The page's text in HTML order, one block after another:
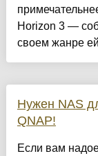
Horizon 3 —
своем жанре
Нужен NAS
QNAP!
Если вам